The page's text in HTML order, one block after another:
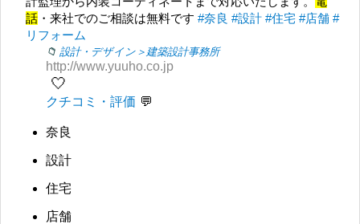
話 ・来社でのご相談は無料です#奈良 #設計 #住宅 #店舗 #
リフォーム
設計・デザイン＞建築設計事務所
http://www.yuuho.co.jp
🤍
クチコミ・評価
奈良
設計
住宅
店舗